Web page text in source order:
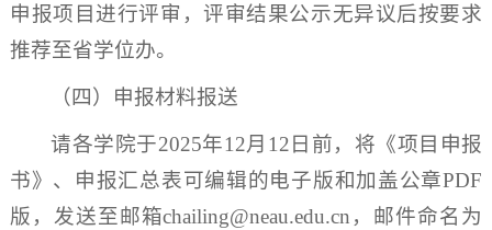
申报项目进行评审，评审结果公示无异议后按要求
推荐至省学位办。
（四）申报材料报送
请各学院于2025年12月12日前，将《项目申报
书》、申报汇总表可编辑的电子版和加盖公章PDF
版，发送至邮箱chailing@neau.edu.cn，邮件命名为